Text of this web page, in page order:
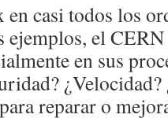
en casi todos los
ejemplos, el
en sus
reparar o